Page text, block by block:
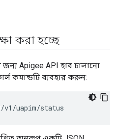
করা হচ্ছে
জন্য Apigee API হাব চালানো
কমান্ডটি ব্যবহার করুন:
uapim/status